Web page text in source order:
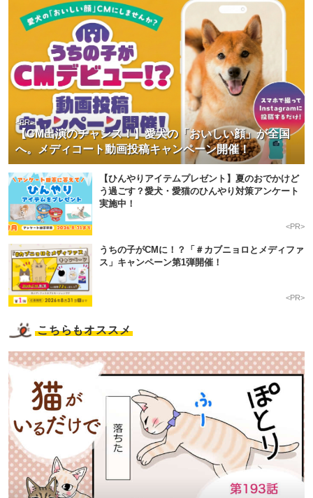
【CM出演のチャンス！】愛犬の「おいしい顔」が全国
へ。メディコート動画投稿キャンペーン開催！
<PR>
【ひんやりアイテムプレゼント】夏のおでかけど
う過ごす？愛犬・愛猫のひんやり対策アンケート
実施中！
<PR>
うちの子がCMに！？「＃カブニョロとメディファ
ス」キャンペーン第1弾開催！
<PR>
こちらもオススメ